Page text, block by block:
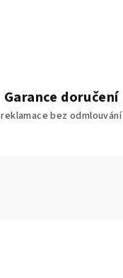
Garance doručení
reklamace bez odmlouvání